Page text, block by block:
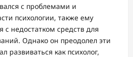
с проблемами и
психологии, также ему
с недостатком средств для
Однако он преодолел эти
развиваться как психолог,